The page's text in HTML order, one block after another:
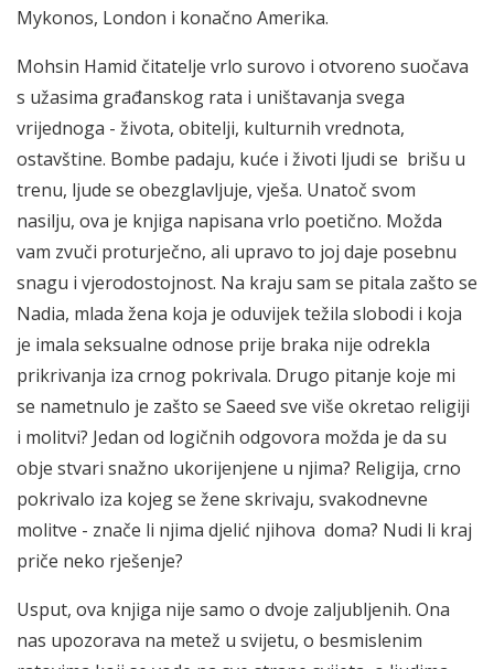
Mykonos, London i konačno Amerika.
Mohsin Hamid čitatelje vrlo surovo i otvoreno suočava
s užasima građanskog rata i uništavanja svega
vrijednoga - života, obitelji, kulturnih vrednota,
ostavštine. Bombe padaju, kuće i životi ljudi se brišu u
trenu, ljude se obezglavljuje, vješa. Unatoč svom
nasilju, ova je knjiga napisana vrlo poetično. Možda
vam zvuči proturječno, ali upravo to joj daje posebnu
snagu i vjerodostojnost. Na kraju sam se pitala zašto se
Nadia, mlada žena koja je oduvijek težila slobodi i koja
je imala seksualne odnose prije braka nije odrekla
prikrivanja iza crnog pokrivala. Drugo pitanje koje mi
se nametnulo je zašto se Saeed sve više okretao religiji
i molitvi? Jedan od logičnih odgovora možda je da su
obje stvari snažno ukorijenjene u njima? Religija, crno
pokrivalo iza kojeg se žene skrivaju, svakodnevne
molitve - znače li njima djelić njihova doma? Nudi li kraj
priče neko rješenje?
Usput, ova knjiga nije samo o dvoje zaljubljenih. Ona
nas upozorava na metež u svijetu, o besmislenim